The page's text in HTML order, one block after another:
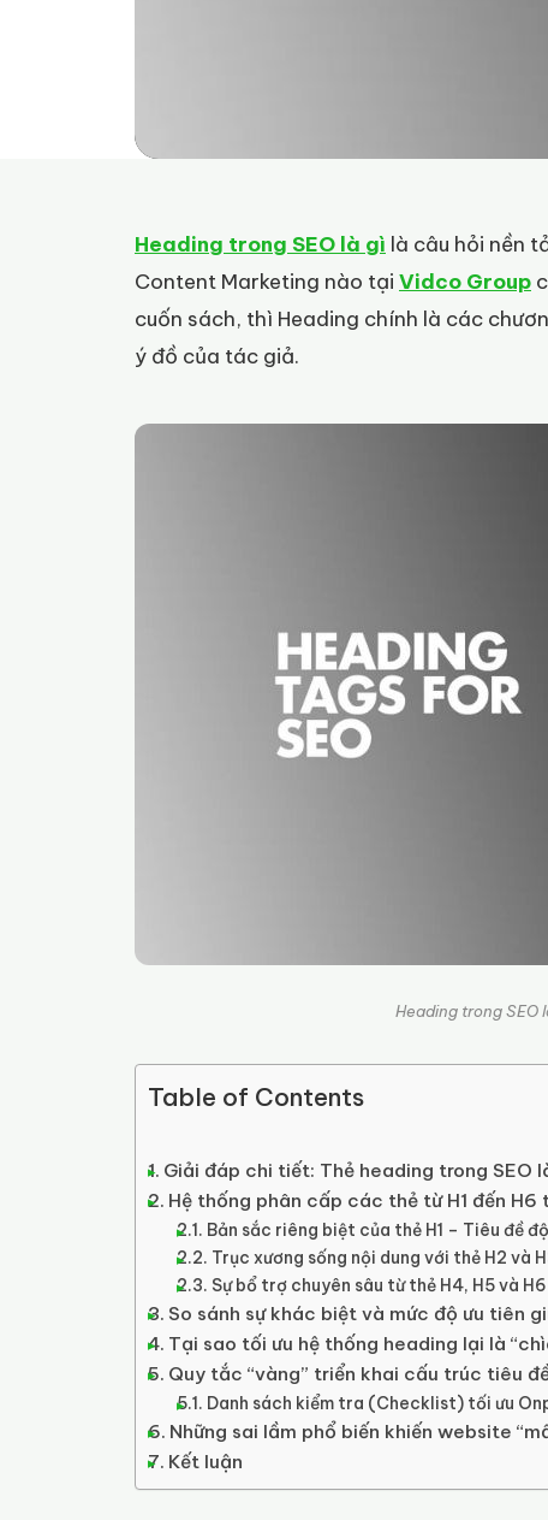
Heading trong SEO là gì là câu hỏi nền
Content Marketing nào tại Vidco Group
cuốn sách, thì Heading chính là các
ý đồ của tác giả.
Heading trong SEO
Table of Contents
Giải đáp chi tiết: Thẻ heading trong SEO
Hệ thống phân cấp các thẻ từ H1 đến
Bản sắc riêng biệt của thẻ H1 – Tiêu đề
Trục xương sống nội dung với thẻ H2 và
Sự bổ trợ chuyên sâu từ thẻ H4, H5 và H6
So sánh sự khác biệt và mức độ ưu tiên
Tại sao tối ưu hệ thống heading lại là
Quy tắc “vàng” triển khai cấu trúc tiêu
Danh sách kiểm tra (Checklist) tối ưu
Những sai lầm phổ biến khiến website
Kết luận